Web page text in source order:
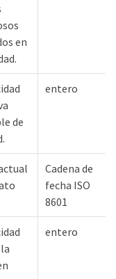
en
de
entero
Cadena de
fecha ISO
8601
entero